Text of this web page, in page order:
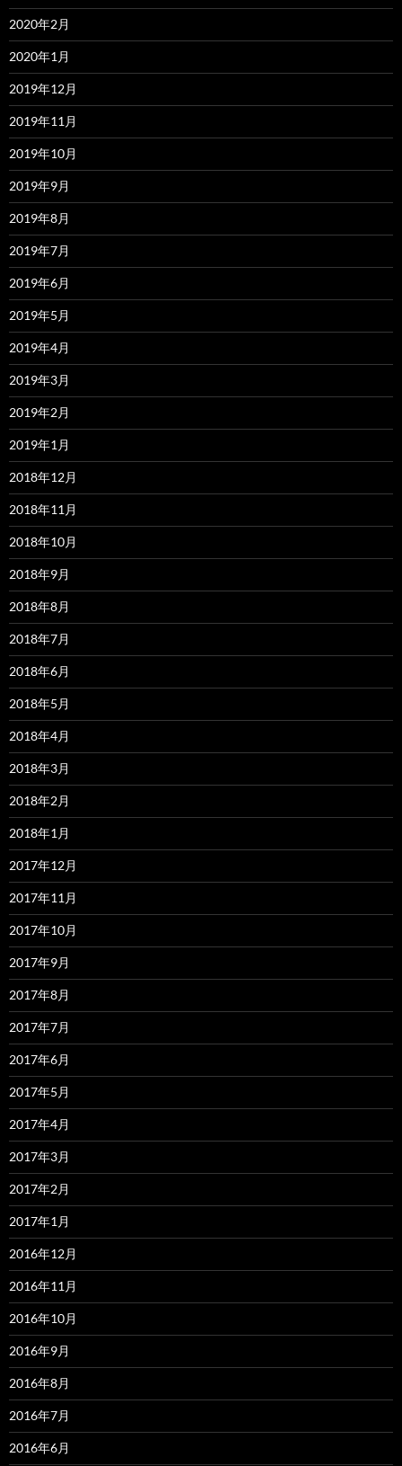
2020年2月
2020年1月
2019年12月
2019年11月
2019年10月
2019年9月
2019年8月
2019年7月
2019年6月
2019年5月
2019年4月
2019年3月
2019年2月
2019年1月
2018年12月
2018年11月
2018年10月
2018年9月
2018年8月
2018年7月
2018年6月
2018年5月
2018年4月
2018年3月
2018年2月
2018年1月
2017年12月
2017年11月
2017年10月
2017年9月
2017年8月
2017年7月
2017年6月
2017年5月
2017年4月
2017年3月
2017年2月
2017年1月
2016年12月
2016年11月
2016年10月
2016年9月
2016年8月
2016年7月
2016年6月